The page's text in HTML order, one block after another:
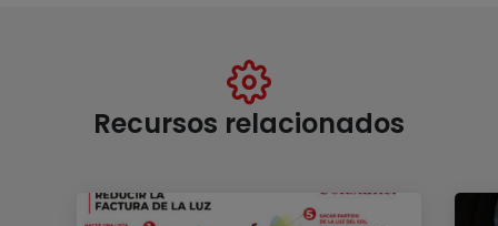
Recursos relacionados